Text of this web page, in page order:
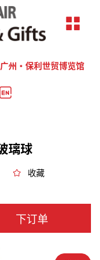
广州·保利世贸博览馆
璃球
收藏
下订单